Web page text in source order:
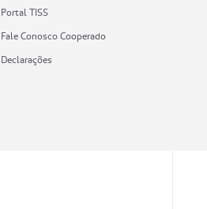
Portal TISS
Fale Conosco Cooperado
Declarações